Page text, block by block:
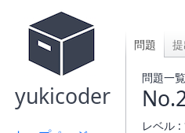
yukicoder
問題
問題一
レベル :